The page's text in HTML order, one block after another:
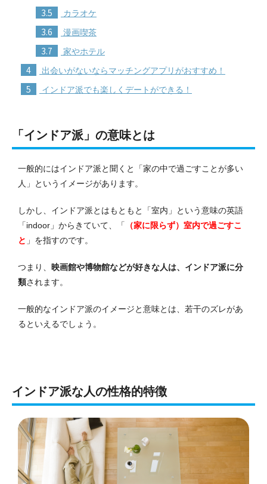
3.5 カラオケ
3.6 漫画喫茶
3.7 家やホテル
4 出会いがないならマッチングアプリがおすすめ！
5 インドア派でも楽しくデートができる！
「インドア派」の意味とは
一般的にはインドア派と聞くと「家の中で過ごすことが多い
人」というイメージがあります。
しかし、インドア派とはもともと「室内」という意味の英語
「indoor」からきていて、「
（家に限らず）室内で過ごすこ
と 」を指すのです。
つまり、 映画館や博物館などが好きな人は、インドア派に分
類されます。
一般的なインドア派のイメージと意味とは、若干のズレがあ
るといえるでしょう。
インドア派な人の性格的特徴